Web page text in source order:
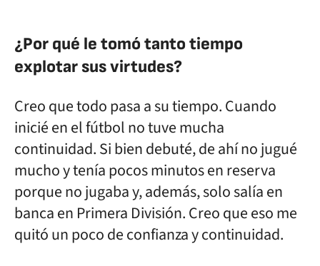
¿Por qué le tomó tanto tiempo
explotar sus virtudes?
Creo que todo pasa a su tiempo. Cuando
inicié en el fútbol no tuve mucha
continuidad. Si bien debuté, de ahí no jugué
mucho y tenía pocos minutos en reserva
porque no jugaba y, además, solo salía en
banca en Primera División. Creo que eso me
quitó un poco de confianza y continuidad.